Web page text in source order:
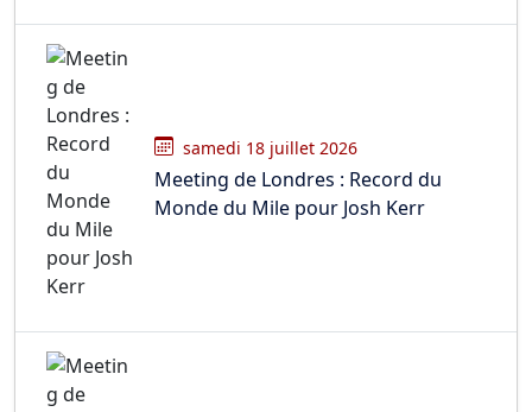
samedi 18 juillet 2026
Meeting de Londres : Record du
Monde du Mile pour Josh Kerr